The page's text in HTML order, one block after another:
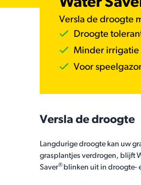
Versla de droogte
Droogte
Minder irrigatie
Voor
Versla de droogte
Langdurige droogte kan uw
grasplantjes verdrogen, blijft
Saver® blinken uit in droogte-